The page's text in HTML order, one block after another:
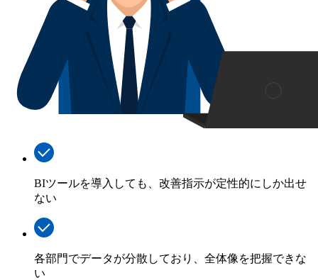
BIツールを導入しても、改善指示が定性的にしか出せ
ない
各部門でデータが分散しており、全体像を把握できな
い